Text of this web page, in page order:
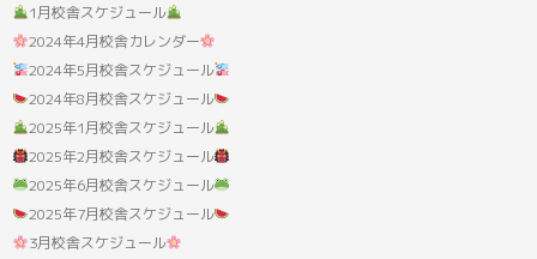
1月校舎スケジュール
2024年4月校舎カレンダー
2024年5月校舎スケジュール
2024年8月校舎スケジュール
2025年1月校舎スケジュール
2025年2月校舎スケジュール
2025年6月校舎スケジュール
2025年7月校舎スケジュール
3月校舎スケジュール